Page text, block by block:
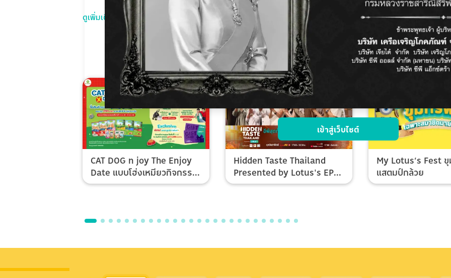
เข้าสู่เว็บไซต์
ดูเพิ่มเติม
CAT DOG n joy The Enjoy
Date แบบโฮ่งเหมียวกิจกรรม
Top Spender & Lucky Fan
Hidden Taste Thailand
Presented by Lotus's EP
Final
My Lotus’s Fest
แสตมป์กล้วย